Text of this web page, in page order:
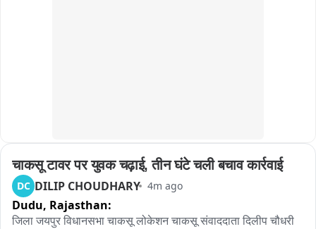
चाकसू टावर पर युवक चढ़ाई, तीन घंटे चली बचाव कार्रवाई
DC DILIP CHOUDHARY 4m ago
Dudu, Rajasthan:
जिला जयपुर विधानसभा चाकसू लोकेशन चाकसू संवाददाता दिलीप चौधरी